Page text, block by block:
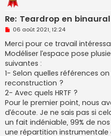
Re: Teardrop en binaural
M
s
s
a
g
e
n
o
n
l
06 août 2021, 12:24
Merci pour ce travail
Modéliser l’espace pose
suivantes :
1- Selon quelles références
reconstruction ?
2- Avec quels HRTF ?
Pour le premier point, nous
d’écoute. Je ne sais pas si
un fait indéniable, 99% de
une répartition